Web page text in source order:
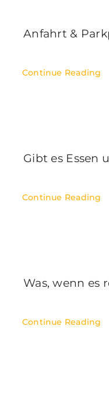
Anfahrt &
Continue Reading
Gibt es Essen
Continue Reading
Was, wenn es
Continue Reading